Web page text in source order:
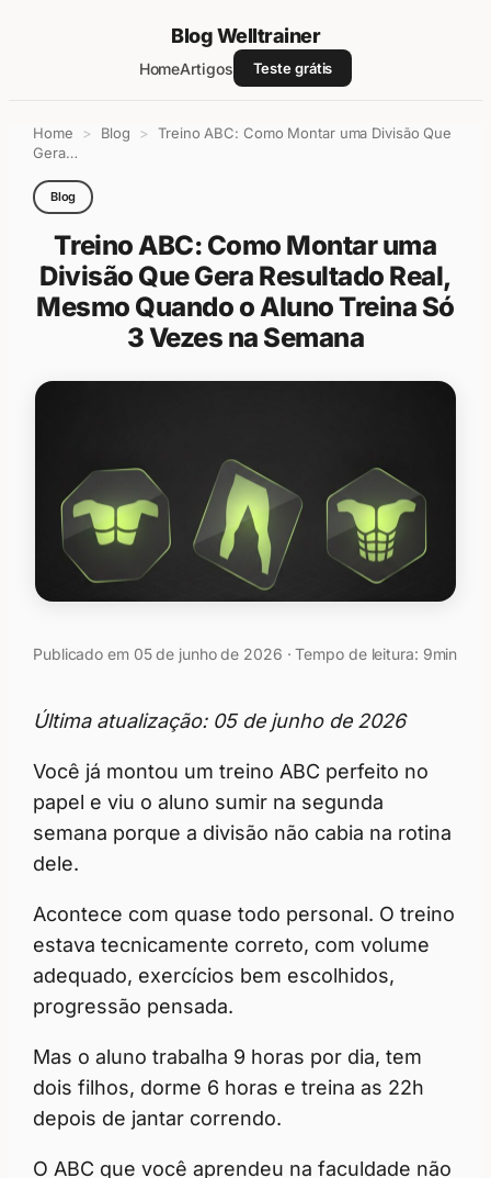
Blog Welltrainer
HomeArtigos Teste grátis
para
conteúdo
Home > Blog > Treino ABC: Como Montar uma Divisão Que
Gera…
Blog
Treino ABC: Como Montar uma
Divisão Que Gera Resultado Real,
Mesmo Quando o Aluno Treina Só
3 Vezes na Semana
Publicado em 05 de junho de 2026 · Tempo de leitura: 9min
Última atualização: 05 de junho de 2026
Você já montou um treino ABC perfeito no
papel e viu o aluno sumir na segunda
semana porque a divisão não cabia na rotina
dele.
Acontece com quase todo personal. O treino
estava tecnicamente correto, com volume
adequado, exercícios bem escolhidos,
progressão pensada.
Mas o aluno trabalha 9 horas por dia, tem
dois filhos, dorme 6 horas e treina as 22h
depois de jantar correndo.
O ABC que você aprendeu na faculdade não